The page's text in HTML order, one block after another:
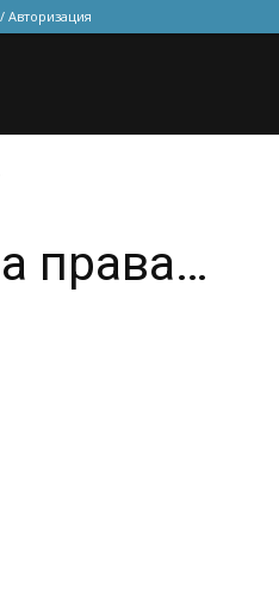
Авторизация
права…